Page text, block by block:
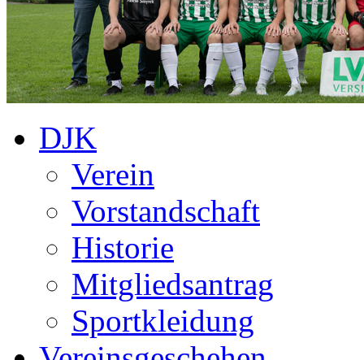
DJK
Verein
Vorstandschaft
Historie
Mitgliedsantrag
Sportkleidung